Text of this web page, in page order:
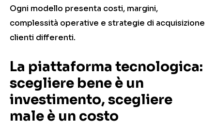
Ogni modello presenta costi, margini,
complessità operative e strategie di acquisizione
clienti differenti.
La piattaforma tecnologica:
scegliere bene è un
investimento, scegliere
male è un costo